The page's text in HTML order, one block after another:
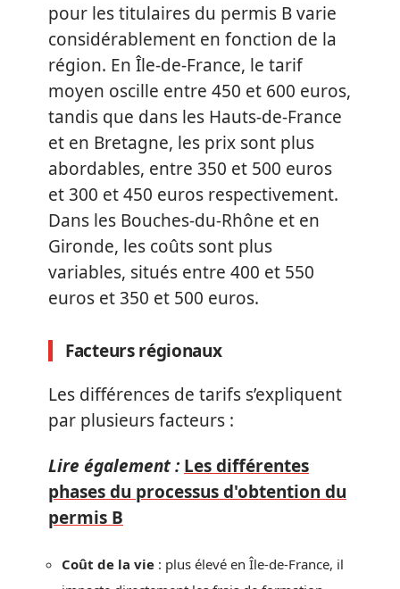
pour les titulaires du permis B varie
considérablement en fonction de la
région. En Île-de-France, le tarif
moyen oscille entre 450 et 600 euros,
tandis que dans les Hauts-de-France
et en Bretagne, les prix sont plus
abordables, entre 350 et 500 euros
et 300 et 450 euros respectivement.
Dans les Bouches-du-Rhône et en
Gironde, les coûts sont plus
variables, situés entre 400 et 550
euros et 350 et 500 euros.
Facteurs régionaux
Les différences de tarifs s’expliquent
par plusieurs facteurs :
Lire également : Les différentes
phases du processus d'obtention du
permis B
Coût de la vie : plus élevé en Île-de-France, il